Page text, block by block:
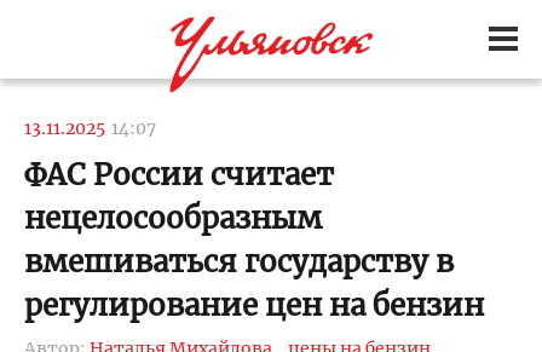
13.11.2025 14:07
ФАС России считает
нецелосообразным
вмешиваться государству в
регулирование цен на бензин